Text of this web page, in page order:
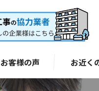
お客様の声 お近く